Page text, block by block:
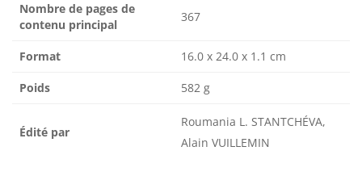
Nombre de pages de
contenu principal
367
Format 16.0 x 24.0 x 1.1 cm
Poids 582 g
Édité par
Roumania L. STANTCHÉVA,
Alain VUILLEMIN